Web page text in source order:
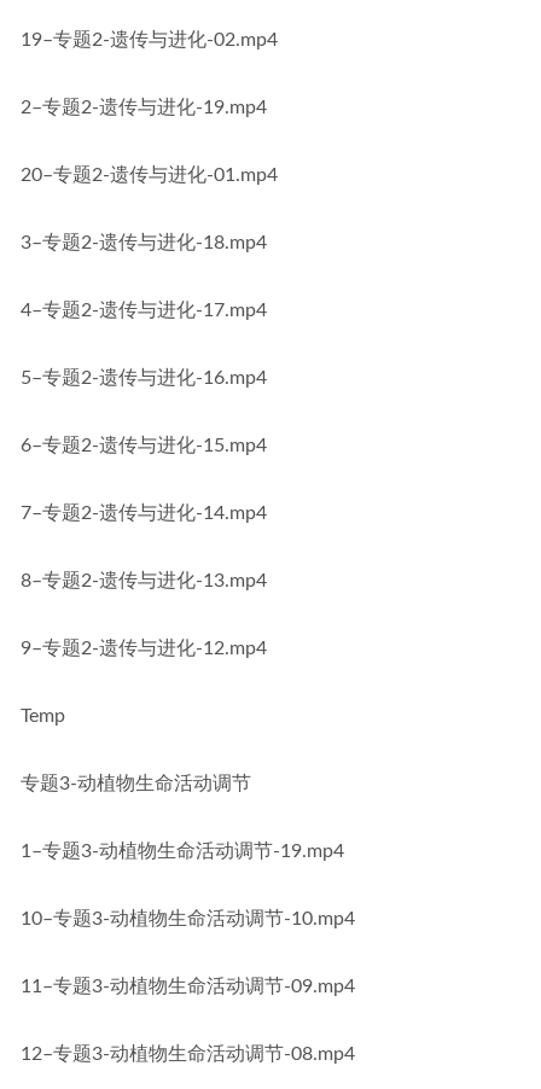
19–专题2-遗传与进化-02.mp4
2–专题2-遗传与进化-19.mp4
20–专题2-遗传与进化-01.mp4
3–专题2-遗传与进化-18.mp4
4–专题2-遗传与进化-17.mp4
5–专题2-遗传与进化-16.mp4
6–专题2-遗传与进化-15.mp4
7–专题2-遗传与进化-14.mp4
8–专题2-遗传与进化-13.mp4
9–专题2-遗传与进化-12.mp4
Temp
专题3-动植物生命活动调节
1–专题3-动植物生命活动调节-19.mp4
10–专题3-动植物生命活动调节-10.mp4
11–专题3-动植物生命活动调节-09.mp4
12–专题3-动植物生命活动调节-08.mp4